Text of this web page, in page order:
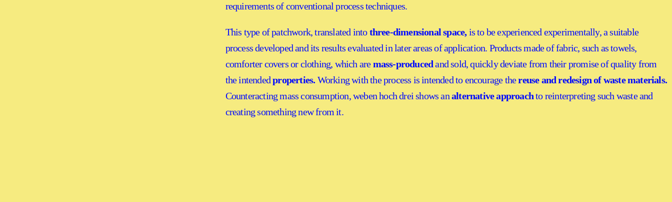
requirements of conventional process techniques.
This type of patchwork, translated intothree-dimensional space,is to be experienced experimentally, a suitable
process developed and its results evaluated in later areas of application. Products made of fabric, such as towels,
comforter covers or clothing, which aremass-producedand sold, quickly deviate from their promise of quality from
the intendedproperties. Working with the process is intended to encourage thereuse and redesign of waste materials.
Counteracting mass consumption, weben hoch drei shows analternative approachto reinterpreting such waste and
creating something new from it.